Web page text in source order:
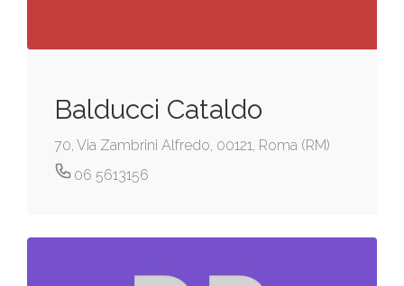
Balducci Cataldo
70, Via Zambrini Alfredo, 00121, Roma (RM)
06 5613156